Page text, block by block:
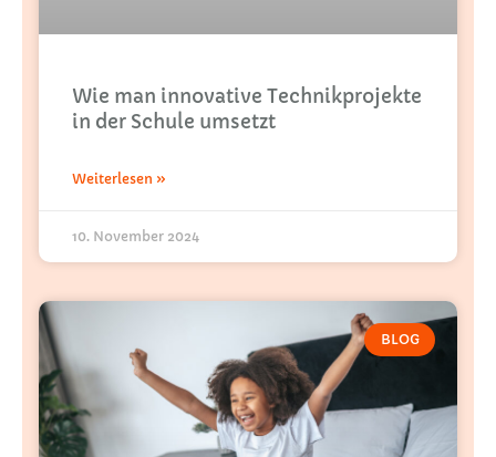
Wie man innovative Technikprojekte
in der Schule umsetzt
Weiterlesen »
10. November 2024
BLOG